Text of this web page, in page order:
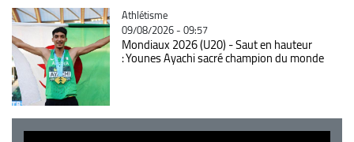
Catégorie
Athlétisme
09/08/2026 - 09:57
Mondiaux 2026 (U20) - Saut en hauteur
: Younes Ayachi sacré champion du monde